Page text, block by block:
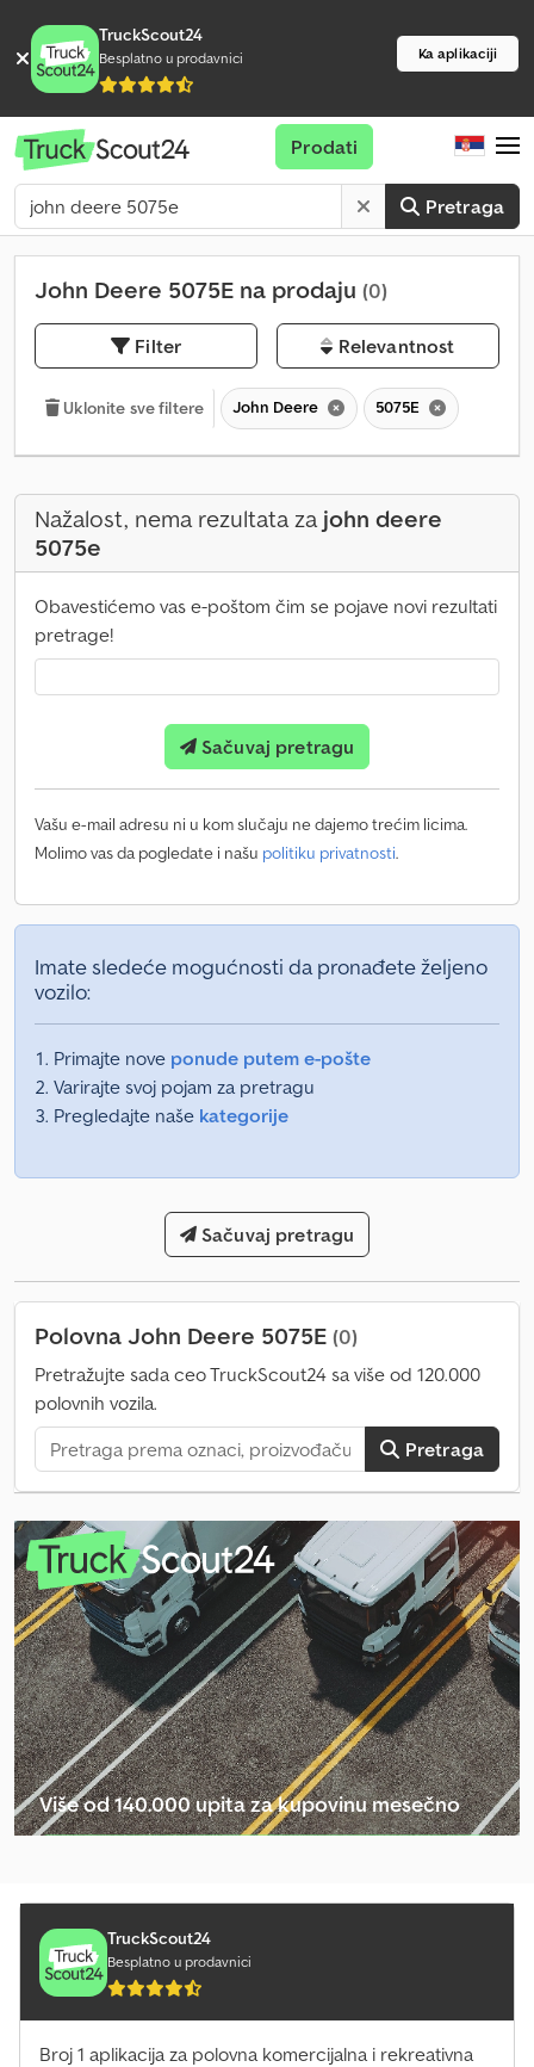
TruckScout24
Besplatno u prodavnici Ka aplikaciji
Pretraga
Prodati
John Deere 5075E na prodaju (0)
Filter Relevantnost
Uklonite sve filtere John Deere 5075E
Nažalost, nema rezultata zajohn deere
5075e
Obavestićemo vas e-poštom čim se pojave novi rezultati
pretrage!
Sačuvaj pretragu
Vašu e-mail adresu ni u kom slučaju ne dajemo trećim licima.
Molimo vas da pogledate i našu politiku privatnosti.
Imate sledeće mogućnosti da pronađete željeno
vozilo:
Primajte nove ponude putem e-pošte
Varirajte svoj pojam za pretragu
Pregledajte naše kategorije
Sačuvaj pretragu
Polovna John Deere 5075E (0)
Pretražujte sada ceo TruckScout24 sa više od 120.000
polovnih vozila.
Pretraga
Više od 140.000 upita za kupovinu mesečno
TruckScout24
Besplatno u prodavnici
Broj 1 aplikacija za polovna komercijalna i rekreativna